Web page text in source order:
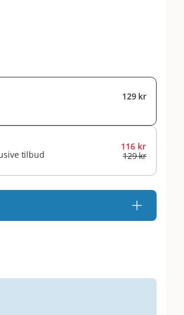
129 kr
tilbud
116 kr
129 kr